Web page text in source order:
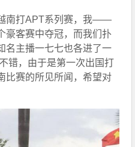
南打APT系列赛，我——
豪客赛中夺冠，而我们扑
名主播一七七也各进了一
错，由于是第一次出国打
比赛的所见所闻，希望对